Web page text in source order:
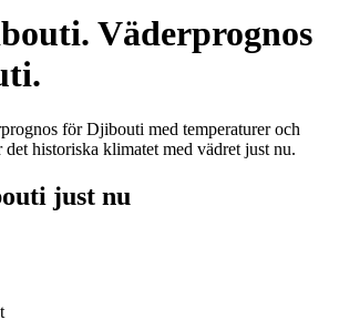
. Väderprognos
för Djibouti med temperaturer och
historiska klimatet med vädret just nu.
just nu